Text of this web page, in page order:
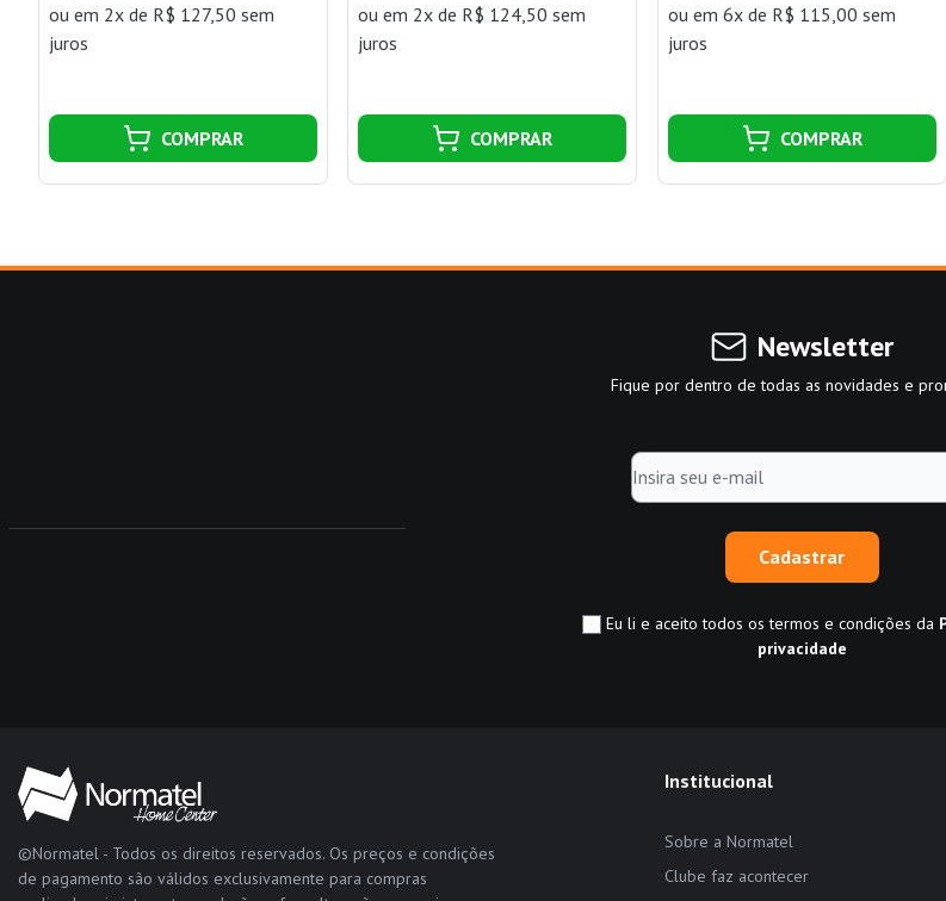
ou em 2x de R$ 127,50 sem
juros
COMPRAR
ouem 2x de R$ 124,50 sem
juros
COMPRAR
ou em 6x de R$ 115,00 sem
juros
COMPRAR
Newsletter
Fique por dentro de todas as novidades e
Cadastrar
Eu li e aceito todos os termos e condições da
privacidade
©Normatel - Todos os direitos reservados. Os preços e condições
de pagamento são válidos exclusivamente para compras
Institucional
Sobre a Normatel
Clube faz acontecer